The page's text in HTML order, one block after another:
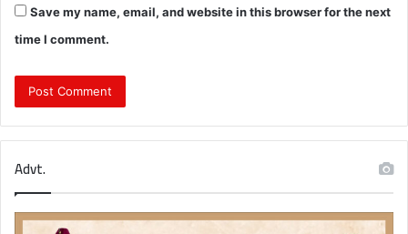
Save my name, email, and website in this browser for the next
time I comment.
Advt.